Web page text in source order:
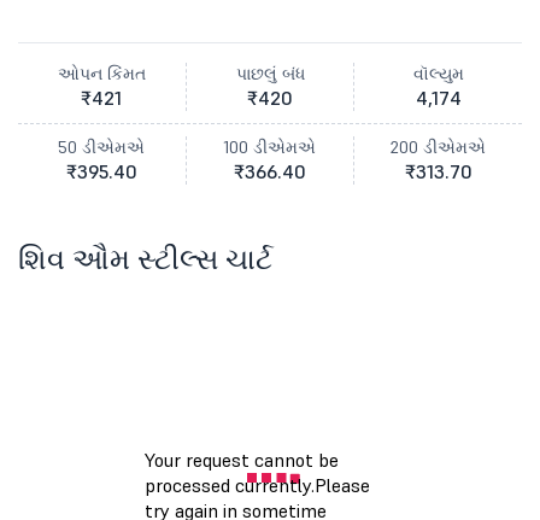
ઓપન કિંમત
₹421
પાછલું બંધ
₹420
વૉલ્યુમ
4,174
50 ડીએમએ
₹395.40
100 ડીએમએ
₹366.40
200 ડીએમએ
₹313.70
શિવ ઔમ સ્ટીલ્સ ચાર્ટ